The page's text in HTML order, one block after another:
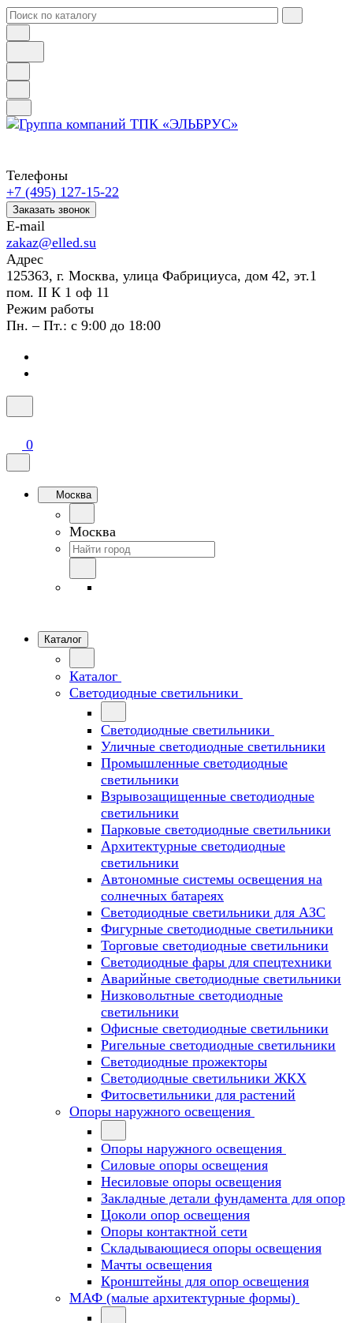
Телефоны
+7 (495) 127-15-22
Заказать звонок
E-mail
zakaz@elled.su
Адрес
125363, г. Москва, улица Фабрициуса, дом 42, эт.1
пом. II К 1 оф 11
Режим работы
Пн. – Пт.: с 9:00 до 18:00
0
Москва
Москва
Каталог
Каталог
Светодиодные светильники
Светодиодные светильники
Уличные светодиодные светильники
Промышленные светодиодные
светильники
Взрывозащищенные светодиодные
светильники
Парковые светодиодные светильники
Архитектурные светодиодные
светильники
Автономные системы освещения на
солнечных батареях
Светодиодные светильники для АЗС
Фигурные светодиодные светильники
Торговые светодиодные светильники
Cветодиодные фары для спецтехники
Аварийные светодиодные светильники
Низковольтные светодиодные
светильники
Офисные светодиодные светильники
Ригельные светодиодные светильники
Светодиодные прожекторы
Светодиодные светильники ЖКХ
Фитосветильники для растений
Опоры наружного освещения
Опоры наружного освещения
Силовые опоры освещения
Несиловые опоры освещения
Закладные детали фундамента для опор
Цоколи опор освещения
Опоры контактной сети
Cкладывающиеся опоры освещения
Мачты освещения
Кронштейны для опор освещения
МАФ (малые архитектурные формы)